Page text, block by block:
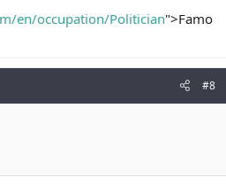
en/occupation/Politician">Famo
#8